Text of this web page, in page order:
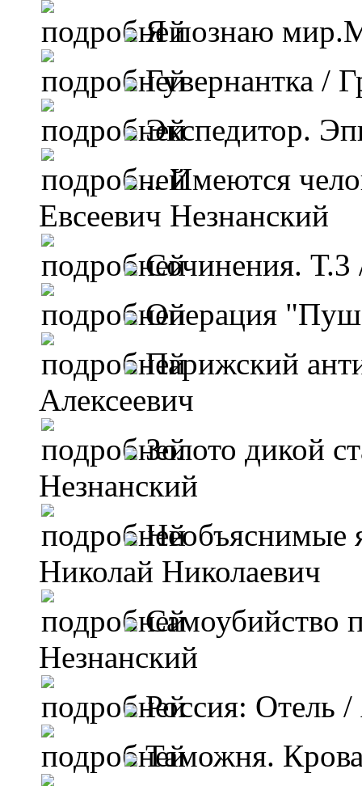
Я познаю
Гувернантка /
Экспедитор.
.. Имеются
Евсеевич Незнанский
Сочинения. Т.3
Операция
Парижский
Алексеевич
Золото дикой
Незнанский
Необъяснимые
Николай Николаевич
Самоубийство
Незнанский
Россия: Отель /
Таможня.